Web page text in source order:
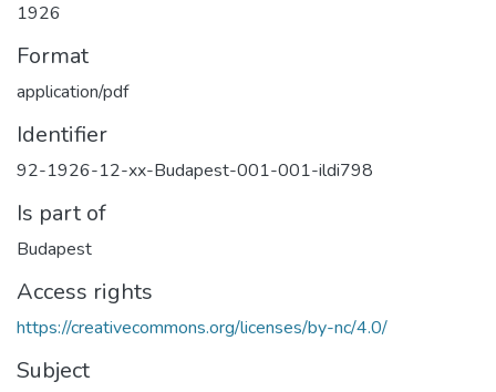
1926
Format
application/pdf
Identifier
92-1926-12-xx-Budapest-001-001-ildi798
Is part of
Budapest
Access rights
https://creativecommons.org/licenses/by-nc/4.0/
Subject